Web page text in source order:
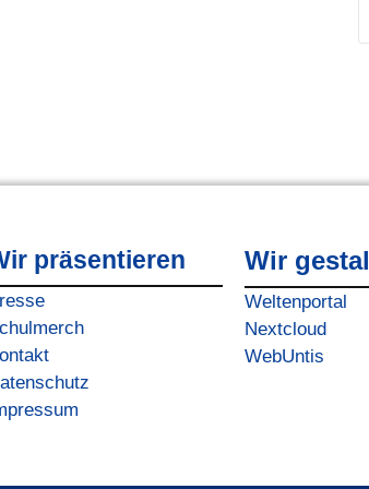
präsentieren Wir
Weltenportal
Nextcloud
WebUntis